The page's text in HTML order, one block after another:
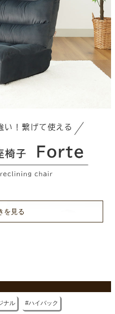
ナル ハイバック